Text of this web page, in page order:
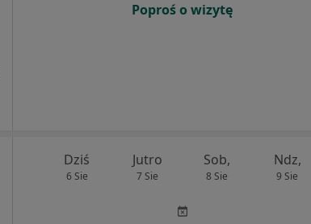
Poproś o wizytę
Dziś
6 Sie
Jutro
7 Sie
Sob,
8 Sie
Ndz,
9 Sie